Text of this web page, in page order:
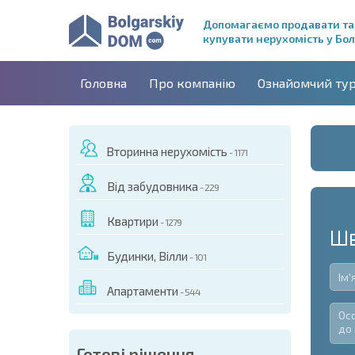
Допомагаємо продавати та
купувати нерухомість у
Головна Про компанію Ознайомчий тур
Вторинна нерухомість - 1171
Від забудовника - 229
Квартири - 1279
Будинки, Вілли - 101
Апартаменти - 544